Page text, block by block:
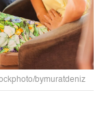
bymuratdeniz